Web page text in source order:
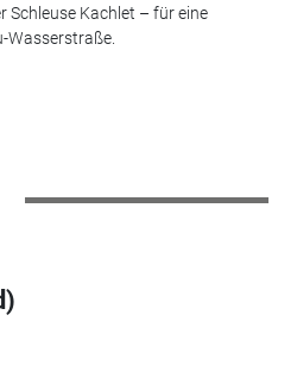
Schleuse Kachlet – für eine
Wasserstraße.